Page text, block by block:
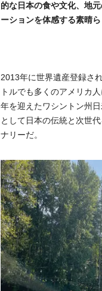
的な日本の食や文化、地
ーションを体感する素晴ら
2013年に世界遺産登録さ
トルでも多くのアメリカ
年を迎えたワシントン州
として日本の伝統と次世
ナリーだ。